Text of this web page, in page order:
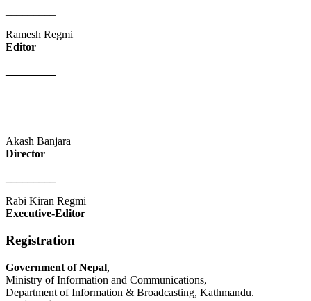
Ramesh Regmi
Editor
Akash Banjara
Director
Rabi Kiran Regmi
Executive-Editor
Registration
Government of Nepal,
Ministry of Information and Communications,
Department of Information & Broadcasting, Kathmandu.